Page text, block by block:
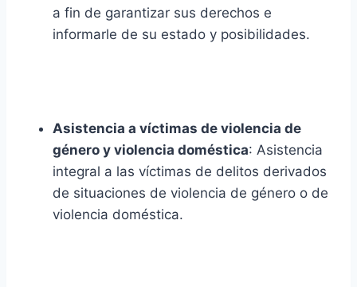
a fin de garantizar sus derechos e
informarle de su estado y posibilidades.
Asistencia a víctimas de violencia de
género y violencia doméstica: Asistencia
integral a las víctimas de delitos derivados
de situaciones de violencia de género o de
violencia doméstica.